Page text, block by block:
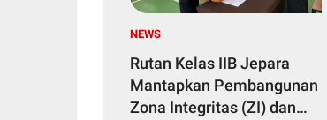
NEWS
Rutan Kelas IIB Jepara
Mantapkan Pembangunan
Zona Integritas (ZI) dan